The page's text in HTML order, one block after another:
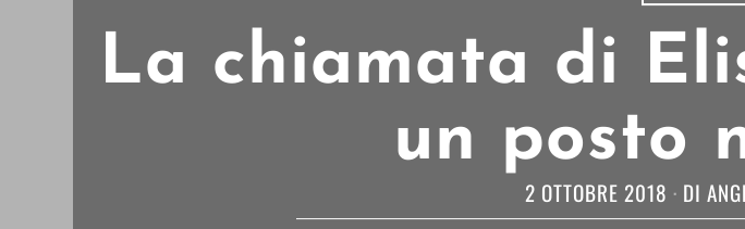
La chiamata di
un posto
2 OTTOBRE 2018 DI